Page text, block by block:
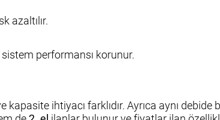
azaltılır.
performansı korunur.
ihtiyacı farklıdır. Ayrıca aynı debide